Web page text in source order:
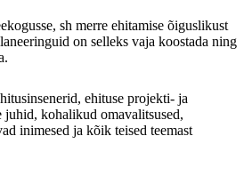
sh merre ehitamise õiguslikust
on selleks vaja koostada ning
ehituse projekti- ja
kohalikud omavalitsused,
inimesed ja kõik teised teemast